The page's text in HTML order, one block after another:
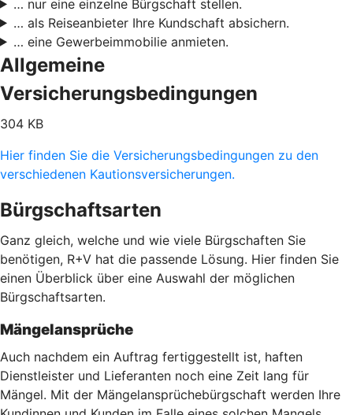
… nur eine einzelne Bürgschaft stellen.
… als Reiseanbieter Ihre Kundschaft absichern.
… eine Gewerbeimmobilie anmieten.
Allgemeine
Versicherungsbedingungen
304 KB
Hier finden Sie die Versicherungsbedingungen zu den
verschiedenen Kautionsversicherungen.
Bürgschaftsarten
Ganz gleich, welche und wie viele Bürgschaften Sie
benötigen, R+V hat die passende Lösung. Hier finden Sie
einen Überblick über eine Auswahl der möglichen
Bürgschaftsarten.
Mängelansprüche
Auch nachdem ein Auftrag fertiggestellt ist, haften
Dienstleister und Lieferanten noch eine Zeit lang für
Mängel. Mit der Mängelansprüchebürgschaft werden Ihre